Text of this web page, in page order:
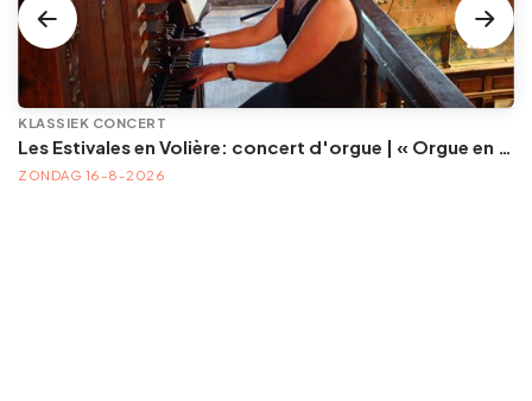
KLASSIEK CONCERT
Les Estivales en Volière: concert d'orgue | « Orgue en Volière » , les 3e dimanches du mois (été) audition d’orgue (accès libre)
ZONDAG 16-8-2026